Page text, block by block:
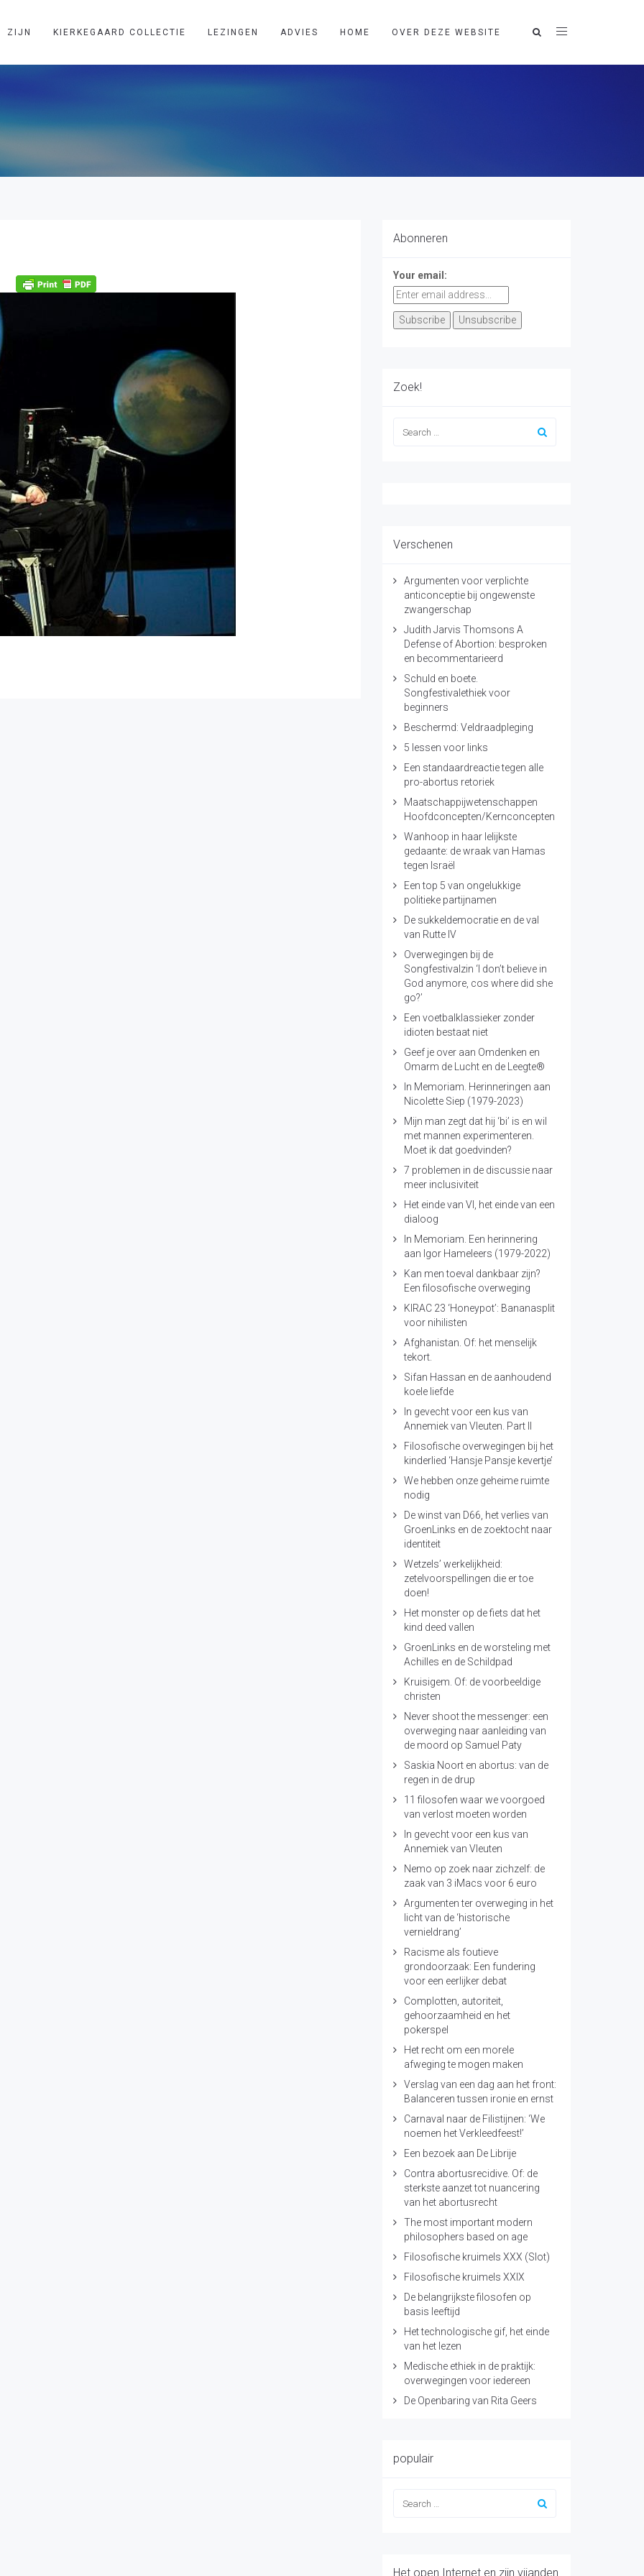
ZIJN KIERKEGAARD COLLECTIE LEZINGEN ADVIES HOME OVER DEZE WEBSITE
Abonneren
Your email:
Zoek!
Verschenen
Argumenten voor verplichte
anticonceptie bij ongewenste
zwangerschap
Judith Jarvis Thomsons A
Defense of Abortion: besproken
en becommentarieerd
Schuld en boete.
Songfestivalethiek voor
beginners
Beschermd: Veldraadpleging
5 lessen voor links
Een standaardreactie tegen alle
pro-abortus retoriek
Maatschappijwetenschappen
Hoofdconcepten/Kernconcepten
Wanhoop in haar lelijkste
gedaante: de wraak van Hamas
tegen Israël
Een top 5 van ongelukkige
politieke partijnamen
De sukkeldemocratie en de val
van Rutte IV
Overwegingen bij de
Songfestivalzin ‘I don’t believe in
God anymore, cos where did she
go?’
Een voetbalklassieker zonder
idioten bestaat niet
Geef je over aan Omdenken en
Omarm de Lucht en de Leegte®
In Memoriam. Herinneringen aan
Nicolette Siep (1979-2023)
Mijn man zegt dat hij ‘bi’ is en wil
met mannen experimenteren.
Moet ik dat goedvinden?
7 problemen in de discussie naar
meer inclusiviteit
Het einde van VI, het einde van een
dialoog
In Memoriam. Een herinnering
aan Igor Hameleers (1979-2022)
Kan men toeval dankbaar zijn?
Een filosofische overweging
KIRAC 23 ‘Honeypot’: Bananasplit
voor nihilisten
Afghanistan. Of: het menselijk
tekort.
Sifan Hassan en de aanhoudend
koele liefde
In gevecht voor een kus van
Annemiek van Vleuten. Part II
Filosofische overwegingen bij het
kinderlied ‘Hansje Pansje kevertje’
We hebben onze geheime ruimte
nodig
De winst van D66, het verlies van
GroenLinks en de zoektocht naar
identiteit
Wetzels’ werkelijkheid:
zetelvoorspellingen die er toe
doen!
Het monster op de fiets dat het
kind deed vallen
GroenLinks en de worsteling met
Achilles en de Schildpad
Kruisigem. Of: de voorbeeldige
christen
Never shoot the messenger: een
overweging naar aanleiding van
de moord op Samuel Paty
Saskia Noort en abortus: van de
regen in de drup
11 filosofen waar we voorgoed
van verlost moeten worden
In gevecht voor een kus van
Annemiek van Vleuten
Nemo op zoek naar zichzelf: de
zaak van 3 iMacs voor 6 euro
Argumenten ter overweging in het
licht van de ‘historische
vernieldrang’
Racisme als foutieve
grondoorzaak: Een fundering
voor een eerlijker debat
Complotten, autoriteit,
gehoorzaamheid en het
pokerspel
Het recht om een morele
afweging te mogen maken
Verslag van een dag aan het front:
Balanceren tussen ironie en ernst
Carnaval naar de Filistijnen: ‘We
noemen het Verkleedfeest!’
Een bezoek aan De Librije
Contra abortusrecidive. Of: de
sterkste aanzet tot nuancering
van het abortusrecht
The most important modern
philosophers based on age
Filosofische kruimels XXX (Slot)
Filosofische kruimels XXIX
De belangrijkste filosofen op
basis leeftijd
Het technologische gif, het einde
van het lezen
Medische ethiek in de praktijk:
overwegingen voor iedereen
De Openbaring van Rita Geers
populair
Het open Internet en zijn vijanden